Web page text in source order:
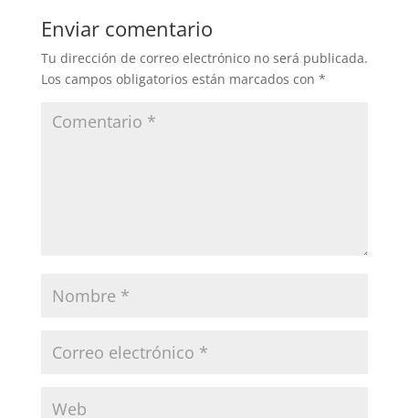
Enviar comentario
Tu dirección de correo electrónico no será publicada.
Los campos obligatorios están marcados con *